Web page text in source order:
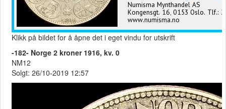
Klikk på bildet for å åpne det i eget vindu for utskrift
-182- Norge 2 kroner 1916, kv. 0
NM12
Solgt: 26/10-2019 12:57